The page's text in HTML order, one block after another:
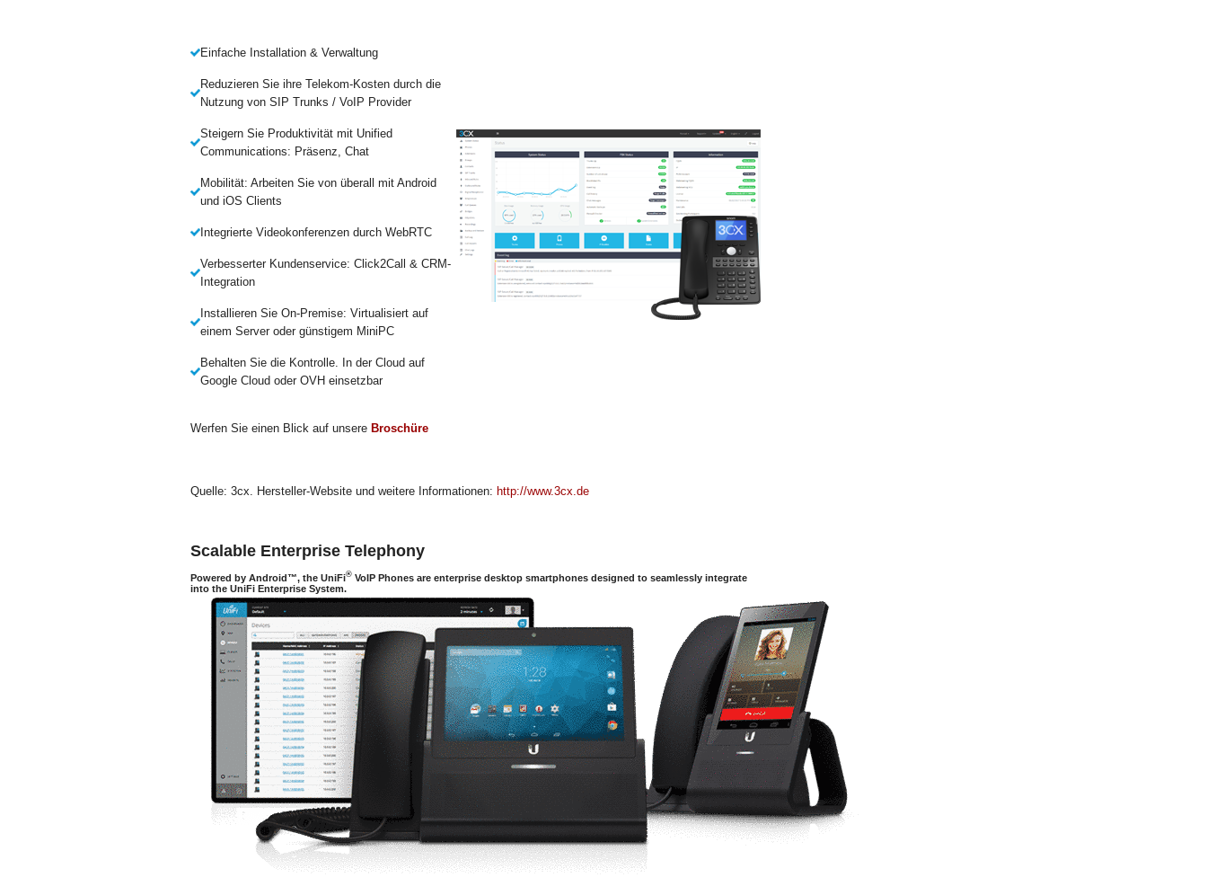
Einfache Installation & Verwaltung
Reduzieren Sie ihre Telekom-Kosten durch die
Nutzung von SIP Trunks / VoIP Provider
Steigern Sie Produktivität mit Unified
Communications: Präsenz, Chat
Mobilität: Arbeiten Sie von überall mit Android
und iOS Clients
Integrierte Videokonferenzen durch WebRTC
Verbesserter Kundenservice: Click2Call & CRM-
Integration
Installieren Sie On-Premise: Virtualisiert auf
einem Server oder günstigem MiniPC
Behalten Sie die Kontrolle. In der Cloud auf
Google Cloud oder OVH einsetzbar
Werfen Sie einen Blick auf unsere Broschüre
Quelle: 3cx. Hersteller-Website und weitere Informationen: http://www.3cx.de
Scalable Enterprise Telephony
Powered by Android™, the UniFi® VoIP Phones are enterprise desktop smartphones designed to seamlessly integrate
into the UniFi Enterprise System.